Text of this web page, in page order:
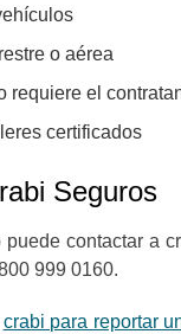
o aérea
requiere el
certificados
Seguros
contactar a
999 0160.
crabi para reportar